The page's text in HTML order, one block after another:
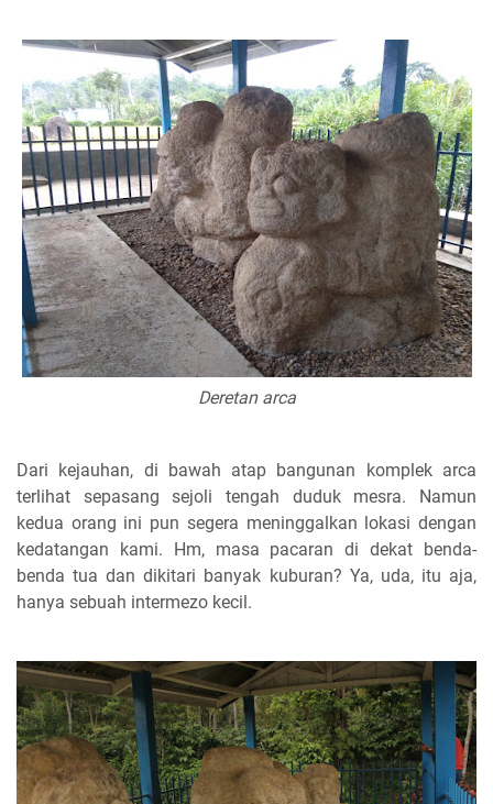
Deretan arca
Dari kejauhan, di bawah atap bangunan komplek arca
terlihat sepasang sejoli tengah duduk mesra. Namun
kedua orang ini pun segera meninggalkan lokasi dengan
kedatangan kami. Hm, masa pacaran di dekat benda-
benda tua dan dikitari banyak kuburan? Ya, uda, itu aja,
hanya sebuah intermezo kecil.